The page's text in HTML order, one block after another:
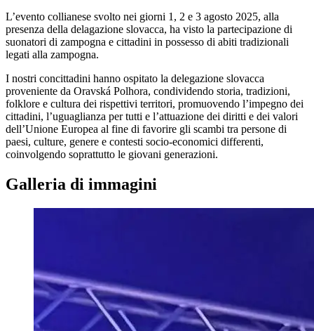
L’evento collianese svolto nei giorni 1, 2 e 3 agosto 2025, alla
presenza della delagazione slovacca, ha visto la partecipazione di
suonatori di zampogna e cittadini in possesso di abiti tradizionali
legati alla zampogna.
I nostri concittadini hanno ospitato la delegazione slovacca
proveniente da Oravská Polhora, condividendo storia, tradizioni,
folklore e cultura dei rispettivi territori, promuovendo l’impegno dei
cittadini, l’uguaglianza per tutti e l’attuazione dei diritti e dei valori
dell’Unione Europea al fine di favorire gli scambi tra persone di
paesi, culture, genere e contesti socio-economici differenti,
coinvolgendo soprattutto le giovani generazioni.
Galleria di immagini